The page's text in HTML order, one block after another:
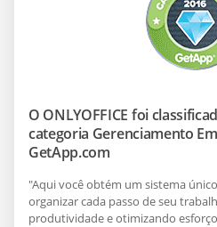
O ONLYOFFICE foi
categoria Gerenciamento
GetApp.com
"Aqui você obtém um sistema
organizar cada passo de seu
produtividade e otimizando